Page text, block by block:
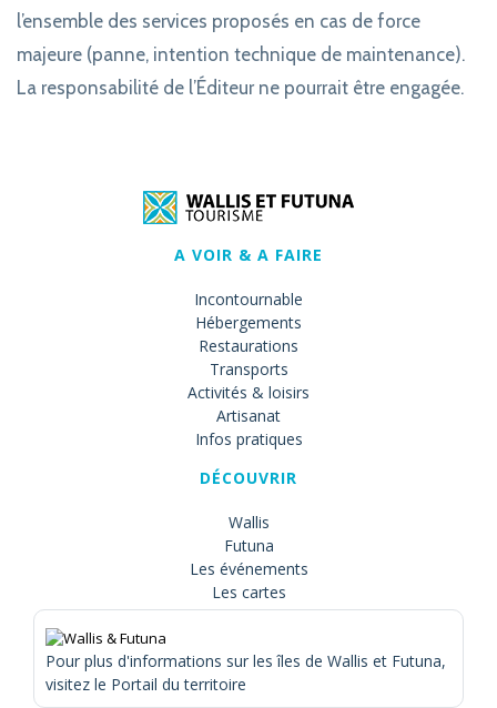
l’ensemble des services proposés en cas de force
majeure (panne, intention technique de maintenance).
La responsabilité de l’Éditeur ne pourrait être engagée.
A VOIR & A FAIRE
Incontournable
Hébergements
Restaurations
Transports
Activités & loisirs
Artisanat
Infos pratiques
DÉCOUVRIR
Wallis
Futuna
Les événements
Les cartes
Pour plus d'informations sur les îles de Wallis et Futuna,
visitez le Portail du territoire